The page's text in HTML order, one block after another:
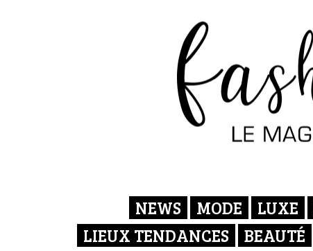
NEWS MODE LUXE
LIEUX TENDANCES
BEAUTÉ